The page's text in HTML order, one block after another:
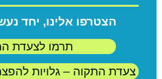
הצטרפו אלינו, יחד
תרמו לצעדת
צעדת התקוה – גלויות